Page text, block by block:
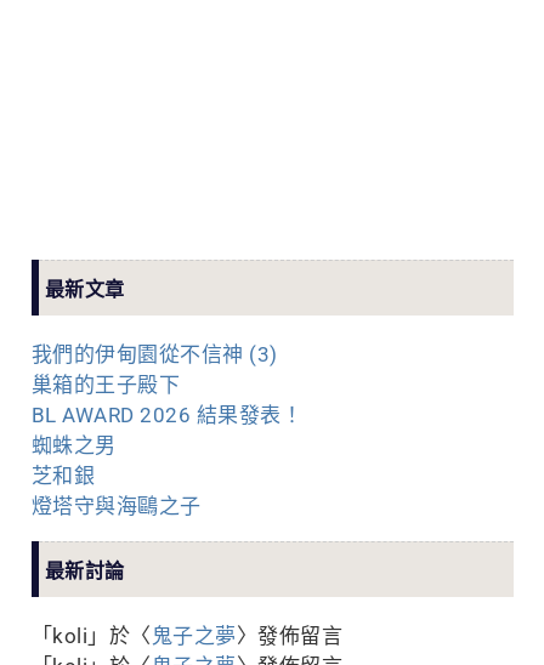
最新文章
我們的伊甸園從不信神 (3)
巢箱的王子殿下
BL AWARD 2026 結果發表！
蜘蛛之男
芝和銀
燈塔守與海鷗之子
最新討論
「 koli 」於〈 鬼子之夢〉發佈留言